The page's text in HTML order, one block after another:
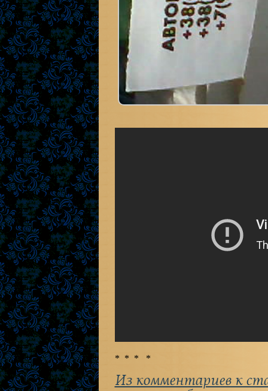
* * * *
Из комментариев к